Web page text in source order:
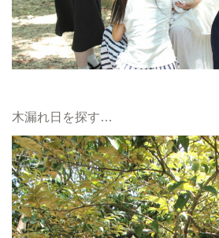
木漏れ日を探す…